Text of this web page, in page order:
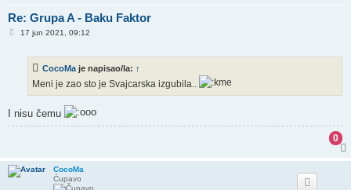
Re: Grupa A - Baku Faktor
P17 jun 2021, 09:12
CocoMa je napisao/la: ↑
Meni je zao sto je Svajcarska izgubila..
I nisu čemu
0
CocoMa
Čupavo